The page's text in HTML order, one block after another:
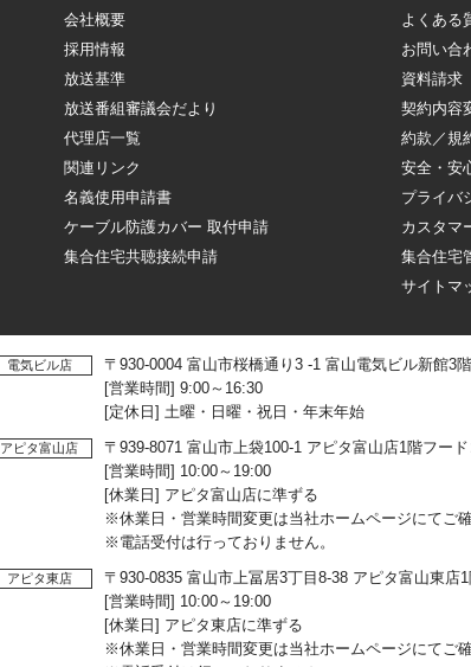
会社概要
採用情報
放送基準
放送番組審議会だより
代理店一覧
関連リンク
名義使用申請書
ケーブル防護カバー 取付申請
集合住宅共聴接続申請
よくある
お問い合
資料請求
契約内容
約款／規
安全・安
プライバ
カスタマ
集合住宅
サイトマ
電気ビル店
〒930-0004 富山市桜橋通り3 -1 富山電気ビル新館3階
[営業時間] 9:00～16:30
[定休日] 土曜・日曜・祝日・年末年始
アピタ富山店
〒939-8071 富山市上袋100-1 アピタ富山店1階フー
[営業時間] 10:00～19:00
[休業日] アピタ富山店に準ずる
※休業日・営業時間変更は当社ホームページにてご確
※電話受付は行っておりません。
アピタ東店
〒930-0835 富山市上冨居3丁目8-38 アピタ富山東店
[営業時間] 10:00～19:00
[休業日] アピタ東店に準ずる
※休業日・営業時間変更は当社ホームページにてご確